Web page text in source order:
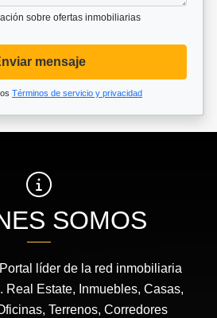
sobre ofertas inmobiliarias
mensaje
Términos de servicio y privacidad
SOMOS
líder de la red inmobiliaria
Real Estate, Inmuebles, Casas,
Terrenos, Corredores